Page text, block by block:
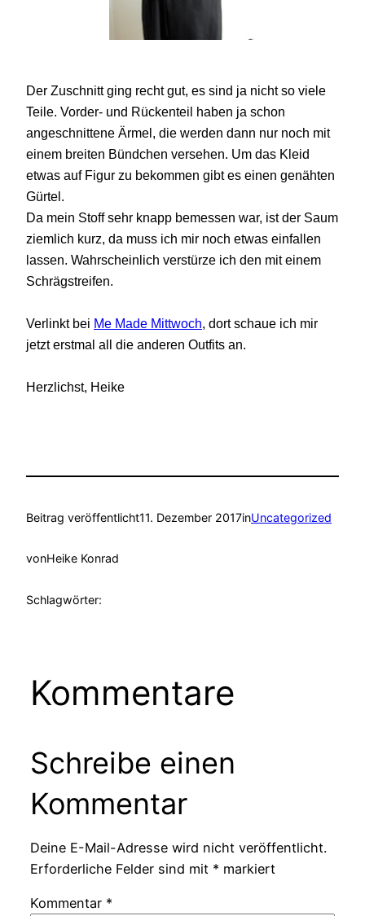
Der Zuschnitt ging recht gut, es sind ja nicht so viele
Teile. Vorder- und Rückenteil haben ja schon
angeschnittene Ärmel, die werden dann nur noch mit
einem breiten Bündchen versehen. Um das Kleid
etwas auf Figur zu bekommen gibt es einen genähten
Gürtel.
Da mein Stoff sehr knapp bemessen war, ist der Saum
ziemlich kurz, da muss ich mir noch etwas einfallen
lassen. Wahrscheinlich verstürze ich den mit einem
Schrägstreifen.
Verlinkt bei Me Made Mittwoch, dort schaue ich mir
jetzt erstmal all die anderen Outfits an.
Herzlichst, Heike
Beitrag veröffentlicht11. Dezember 2017inUncategorized
vonHeike Konrad
Schlagwörter:
Kommentare
Schreibe einen
Kommentar
Deine E-Mail-Adresse wird nicht veröffentlicht.
Erforderliche Felder sind mit * markiert
Kommentar *